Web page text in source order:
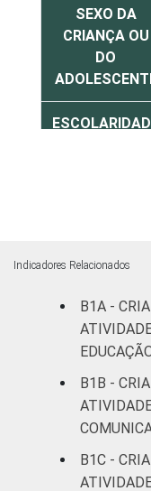
SEXO DA
CRIANÇA OU
DO
FAIXA ETÁRIA
DA CRIANÇA
OU DO
Indicadores Relacionados
B1A -
B1B -
B1C -